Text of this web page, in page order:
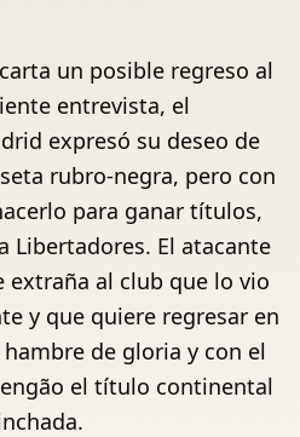
un posible regreso al
entrevista, el
expresó su deseo de
rubro-negra, pero con
para ganar títulos,
Libertadores. El atacante
extraña al club que lo vio
y que quiere regresar en
de gloria y con el
el título continental